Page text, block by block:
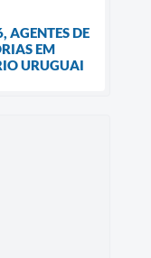
AGENTES DE
EM
URUGUAI